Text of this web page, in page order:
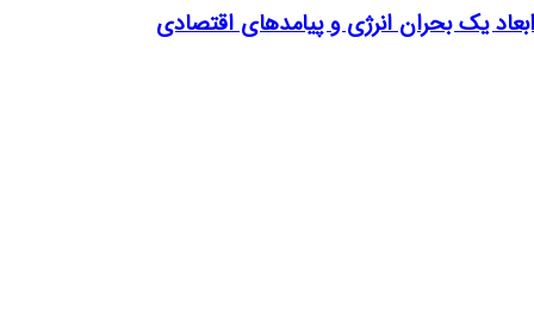
یک بحران انرژی و پیامدهای اقتصادی